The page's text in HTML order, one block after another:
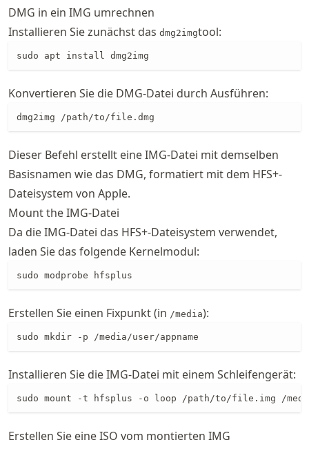
DMG in ein IMG umrechnen
Installieren Sie zunächst das dmg2imgtool:
sudo apt install dmg2img
Konvertieren Sie die DMG-Datei durch Ausführen:
dmg2img /path/to/file.dmg
Dieser Befehl erstellt eine IMG-Datei mit demselben
Basisnamen wie das DMG, formatiert mit dem HFS+-
Dateisystem von Apple.
Mount the IMG-Datei
Da die IMG-Datei das HFS+-Dateisystem verwendet,
laden Sie das folgende Kernelmodul:
sudo modprobe hfsplus
Erstellen Sie einen Fixpunkt (in /media):
sudo mkdir -p /media/user/appname
Installieren Sie die IMG-Datei mit einem Schleifengerät:
sudo mount -t hfsplus -o loop /path/to/file.img /
Erstellen Sie eine ISO vom montierten IMG